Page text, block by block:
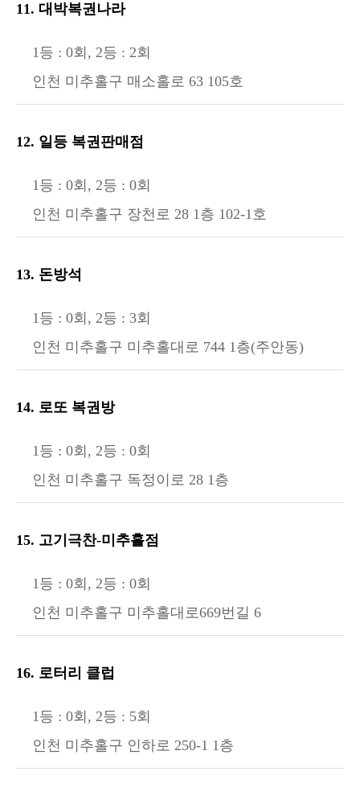
11. 대박복권나라
1등 : 0회, 2등 : 2회
인천 미추홀구 매소홀로 63 105호
12. 일등 복권판매점
1등 : 0회, 2등 : 0회
인천 미추홀구 장천로 28 1층 102-1호
13. 돈방석
1등 : 0회, 2등 : 3회
인천 미추홀구 미추홀대로 744 1층(주안동)
14. 로또 복권방
1등 : 0회, 2등 : 0회
인천 미추홀구 독정이로 28 1층
15. 고기극찬-미추홀점
1등 : 0회, 2등 : 0회
인천 미추홀구 미추홀대로669번길 6
16. 로터리 클럽
1등 : 0회, 2등 : 5회
인천 미추홀구 인하로 250-1 1층